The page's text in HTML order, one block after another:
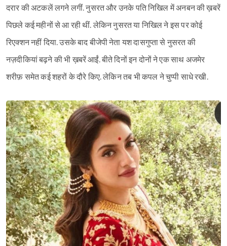
दरार की अटकलें लगने लगीं. नुसरत और उनके पति निखिल में अनबन की ख़बरें
पिछले कई महीनों से आ रही थीं. लेकिन नुसरत या निखिल ने इस पर कोई
रिएक्शन नहीं दिया. उसके बाद बीजेपी नेता यश दासगुप्ता से नुसरत की
नज़दीकियां बढ़ने की भी ख़बरें आईं. बीते दिनों इन दोनों ने एक साथ अजमेर
शरीफ़ समेत कई शहरों के दौरे किए. लेकिन तब भी कपल ने चुप्पी साधे रखी.